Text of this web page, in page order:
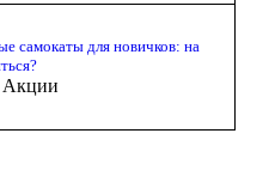
самокаты для новичков: на
Акции